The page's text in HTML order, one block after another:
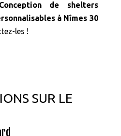
Conception de shelters
à Nîmes 30
les !
SUR LE